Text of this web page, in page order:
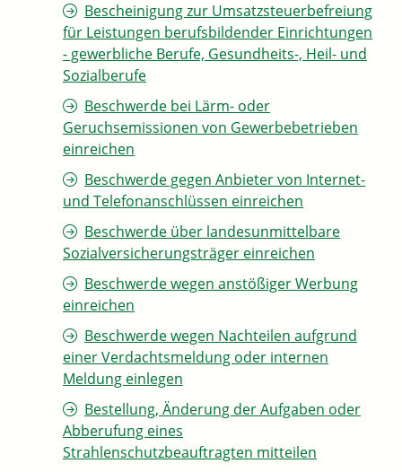
Bescheinigung zur Umsatzsteuerbefreiung
für Leistungen berufsbildender Einrichtungen
- gewerbliche Berufe, Gesundheits-, Heil- und
Sozialberufe
Beschwerde bei Lärm- oder
Geruchsemissionen von Gewerbebetrieben
einreichen
Beschwerde gegen Anbieter von Internet-
und Telefonanschlüssen einreichen
Beschwerde über landesunmittelbare
Sozialversicherungsträger einreichen
Beschwerde wegen anstößiger Werbung
einreichen
Beschwerde wegen Nachteilen aufgrund
einer Verdachtsmeldung oder internen
Meldung einlegen
Bestellung, Änderung der Aufgaben oder
Abberufung eines
Strahlenschutzbeauftragten mitteilen